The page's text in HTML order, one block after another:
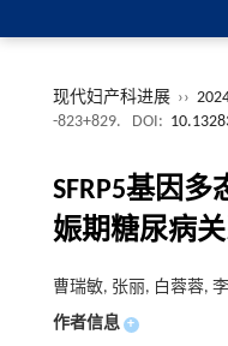
现代妇产科进展 ››
-823+829.
DOI:
SFRP5基因
娠期糖尿病
曹瑞敏, 张丽, 白蓉蓉,
作者信息 +